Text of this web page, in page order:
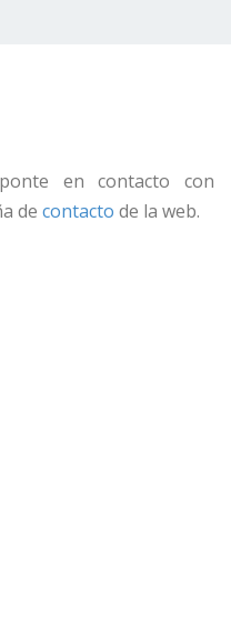
en contacto con
de contacto de la web.